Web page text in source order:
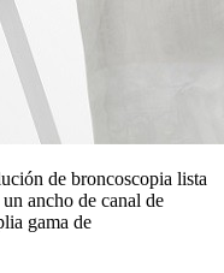
de broncoscopia lista
ancho de canal de
gama de